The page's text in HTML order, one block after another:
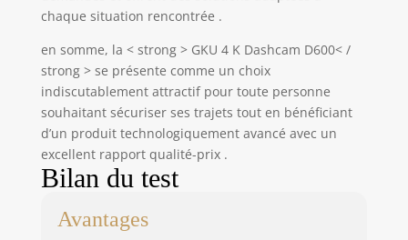
petite batterie intégrée sert
paramètres, elle N’EST PAS
RECHARGEABLE et ne fournit pas
d’alimentation continue. ✅ Options :
chargeur allume-cigare
(inclus/recommandé), câble USB-A
vers USB-C, câble USB-C vers USB-C,
kit de câblage(pour stationnement
24h) ou batterie externe. ⚠️ Évitez les
incompatibilité possible.
chaque situation rencontrée .
en somme, la < strong > GKU 4 K Dashcam D600< /
strong > se présente comme un choix
indiscutablement attractif pour toute personne
souhaitant sécuriser ses trajets tout en bénéficiant
d’un produit technologiquement avancé avec un
excellent rapport qualité-prix .
Bilan du test
Avantages